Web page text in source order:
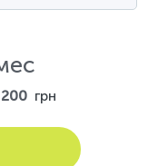
200 грн